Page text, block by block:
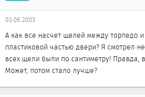
03.06.2003
А как все насчет щелей между торпедо
пластиковой частью двери? Я смотрел
всех щели были по сантиметру! Правда,
Может, потом стало лучше?